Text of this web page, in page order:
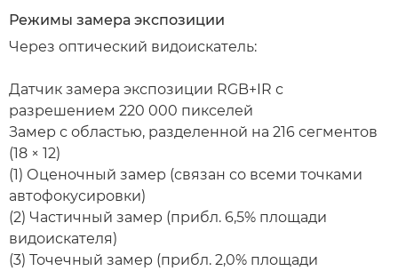
Режимы замера экспозиции
Через оптический видоискатель:
Датчик замера экспозиции RGB+IR с
разрешением 220 000 пикселей
Замер с областью, разделенной на 216 сегментов
(18 × 12)
(1) Оценочный замер (связан со всеми точками
автофокусировки)
(2) Частичный замер (прибл. 6,5% площади
видоискателя)
(3) Точечный замер (прибл. 2,0% площади